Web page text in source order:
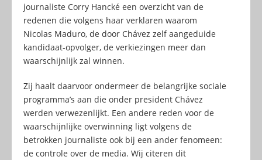
journaliste Corry Hancké een overzicht van de
redenen die volgens haar verklaren waarom
Nicolas Maduro, de door Chávez zelf aangeduide
kandidaat-opvolger, de verkiezingen meer dan
waarschijnlijk zal winnen.
Zij haalt daarvoor ondermeer de belangrijke sociale
programma’s aan die onder president Chávez
werden verwezenlijkt. Een andere reden voor de
waarschijnlijke overwinning ligt volgens de
betrokken journaliste ook bij een ander fenomeen:
de controle over de media. Wij citeren dit